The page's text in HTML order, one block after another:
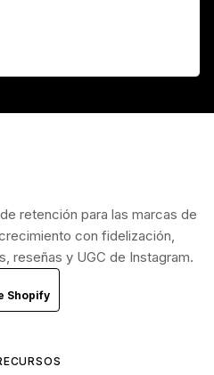
retención para las marcas de
con fidelización,
reseñas y UGC de Instagram.
Shopify